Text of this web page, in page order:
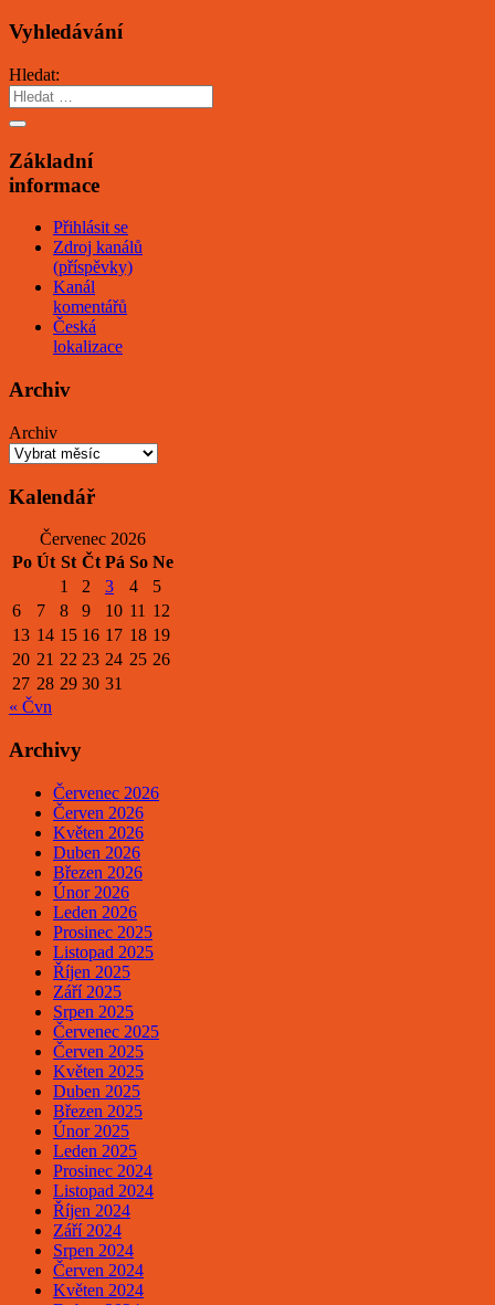
Vyhledávání
Hledat:
Základní
informace
Přihlásit se
Zdroj kanálů
(příspěvky)
Kanál
komentářů
Česká
lokalizace
Archiv
Archiv
Kalendář
Červenec 2026
Po Út St Čt Pá So Ne
1
2 3 4
5
6
7 8 9 10 11 12
13 14 15 16 17 18 19
20 21 22 23 24 25 26
27 28 29 30 31
« Čvn
Archivy
Červenec 2026
Červen 2026
Květen 2026
Duben 2026
Březen 2026
Únor 2026
Leden 2026
Prosinec 2025
Listopad 2025
Říjen 2025
Září 2025
Srpen 2025
Červenec 2025
Červen 2025
Květen 2025
Duben 2025
Březen 2025
Únor 2025
Leden 2025
Prosinec 2024
Listopad 2024
Říjen 2024
Září 2024
Srpen 2024
Červen 2024
Květen 2024